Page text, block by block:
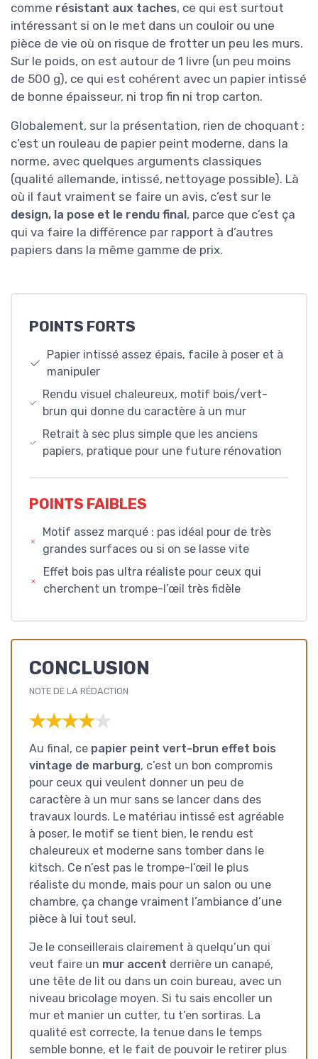
comme résistant aux taches, ce qui est surtout
intéressant si on le met dans un couloir ou une
pièce de vie où on risque de frotter un peu les murs.
Sur le poids, on est autour de 1 livre (un peu moins
de 500 g), ce qui est cohérent avec un papier intissé
de bonne épaisseur, ni trop fin ni trop carton.
Globalement, sur la présentation, rien de choquant :
c’est un rouleau de papier peint moderne, dans la
norme, avec quelques arguments classiques
(qualité allemande, intissé, nettoyage possible). Là
où il faut vraiment se faire un avis, c’est sur le
design, la pose et le rendu final, parce que c’est ça
qui va faire la différence par rapport à d’autres
papiers dans la même gamme de prix.
POINTS FORTS
Papier intissé assez épais, facile à poser et à
manipuler
Rendu visuel chaleureux, motif bois/vert-
brun qui donne du caractère à un mur
Retrait à sec plus simple que les anciens
papiers, pratique pour une future rénovation
POINTS FAIBLES
Motif assez marqué : pas idéal pour de très
grandes surfaces ou si on se lasse vite
Effet bois pas ultra réaliste pour ceux qui
cherchent un trompe-l’œil très fidèle
CONCLUSION
NOTE DE LA RÉDACTION
★★★★★
★★★★★
Au final, ce papier peint vert-brun effet bois
vintage de marburg, c’est un bon compromis
pour ceux qui veulent donner un peu de
caractère à un mur sans se lancer dans des
travaux lourds. Le matériau intissé est agréable
à poser, le motif se tient bien, le rendu est
chaleureux et moderne sans tomber dans le
kitsch. Ce n’est pas le trompe-l’œil le plus
réaliste du monde, mais pour un salon ou une
chambre, ça change vraiment l’ambiance d’une
pièce à lui tout seul.
Je le conseillerais clairement à quelqu’un qui
veut faire un mur accent derrière un canapé,
une tête de lit ou dans un coin bureau, avec un
niveau bricolage moyen. Si tu sais encoller un
mur et manier un cutter, tu t’en sortiras. La
qualité est correcte, la tenue dans le temps
semble bonne, et le fait de pouvoir le retirer plus